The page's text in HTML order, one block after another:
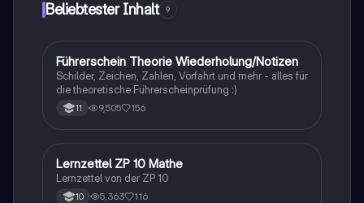
Beliebtester Inhalt 9
Lerntipps
Führerschein Theorie Wiederholung/Notizen
Schilder, Zeichen, Zahlen, Vorfahrt und mehr - alles für
die theoretische Führerscheinprüfung :)
11 9,505 156
Mathe
Lernzettel ZP 10 Mathe
Lernzettel von der ZP 10
10 5,363 116